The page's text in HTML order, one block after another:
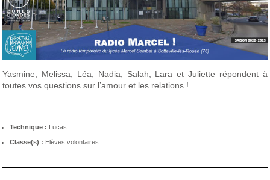
Yasmine, Melissa, Léa, Nadia, Salah, Lara et Juliette répondent à
toutes vos questions sur l’amour et les relations !
Technique : Lucas
Classe(s) : Elèves volontaires